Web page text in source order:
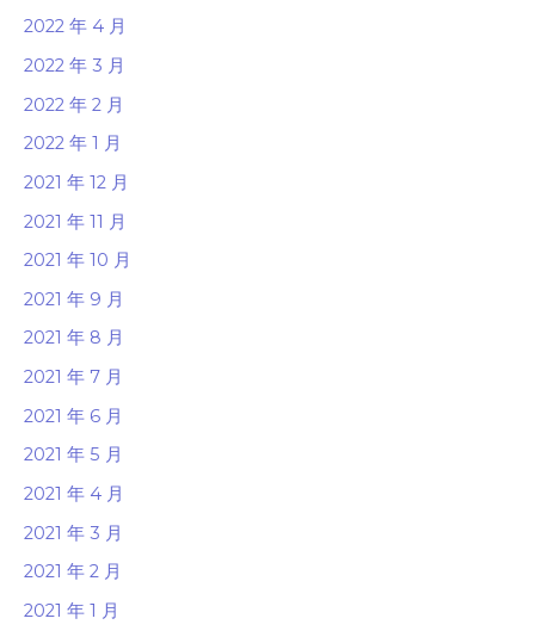
2022 年 4 月
2022 年 3 月
2022 年 2 月
2022 年 1 月
2021 年 12 月
2021 年 11 月
2021 年 10 月
2021 年 9 月
2021 年 8 月
2021 年 7 月
2021 年 6 月
2021 年 5 月
2021 年 4 月
2021 年 3 月
2021 年 2 月
2021 年 1 月